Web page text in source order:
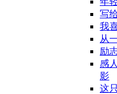
写
我
从
励
感
影
这